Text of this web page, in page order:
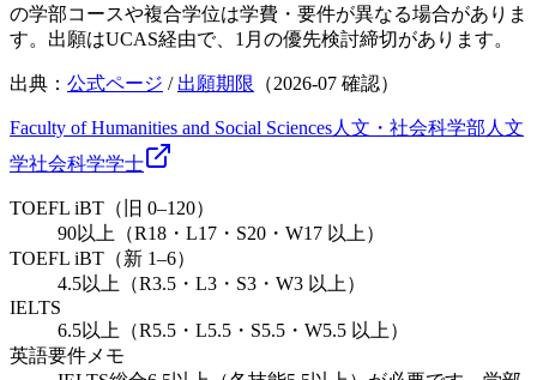
の学部コースや複合学位は学費・要件が異なる場合がありま
す。出願はUCAS経由で、1月の優先検討締切があります。
出典： 公式ページ / 出願期限 （2026-07 確認）
Faculty of Humanities and Social Sciences人文・社会科学部 人文
学社会科学学士
TOEFL iBT（旧 0–120）
90以上（R18・L17・S20・W17 以上）
TOEFL iBT（新 1–6）
4.5以上（R3.5・L3・S3・W3 以上）
IELTS
6.5以上（R5.5・L5.5・S5.5・W5.5 以上）
英語要件メモ